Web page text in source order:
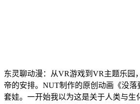
东灵聊动漫：从VR游戏到VR主题乐园
帝的安排。NUT制作的原创动画《没落
套娃。一开始我以为这是关于人类与生